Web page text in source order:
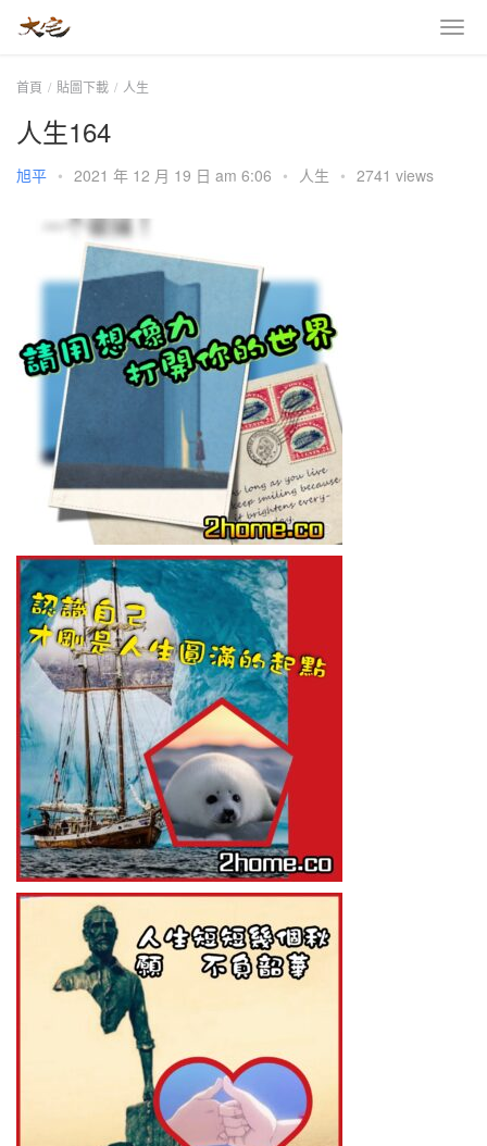
首頁 貼圖下載 人生
人生164
旭平 • 2021 年 12 月 19 日 am 6:06 • 人生 • 2741 views